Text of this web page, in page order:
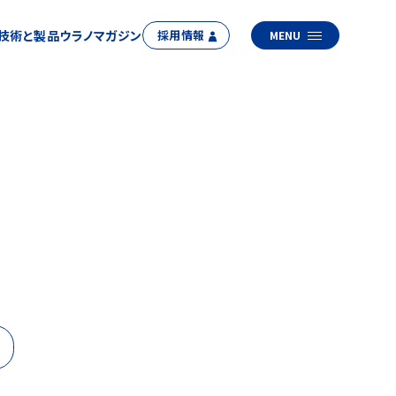
術と製品ウラノマガジン 採用情報 